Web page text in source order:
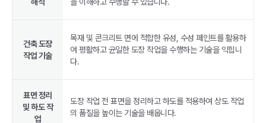
건축 도장
작업 기술
목재 및 콘크리트 면에 적합한 유성, 수성 페인트를 활용하
여 평활하고 균일한 도장 작업을 수행하는 기술을 익힙니
다.
표면 정리
및 하도 작
업
도장 작업 전 표면을 정리하고 하도를 적용하여 상도 작업
의 품질을 높이는 기술을 배웁니다.